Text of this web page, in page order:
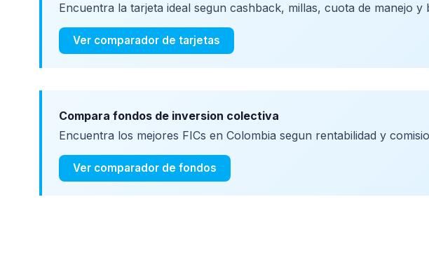
Encuentra la tarjeta ideal segun cashback, millas, cuota de manejo y
Ver comparador de tarjetas
Compara fondos de inversion colectiva
Encuentra los mejores FICs en Colombia segun rentabilidad y
Ver comparador de fondos